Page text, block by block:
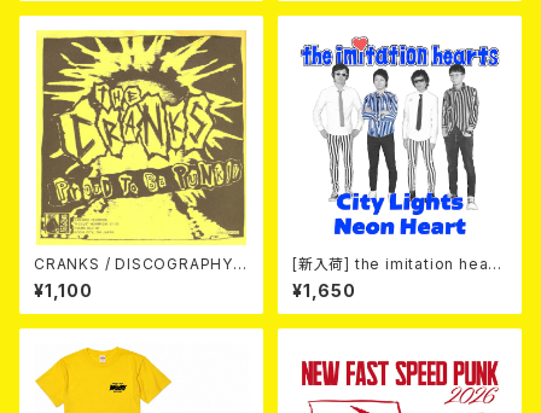
CRANKS / DISCOGRAPHY
CD+DVD
¥1,100
[新入荷] the imitation heart
s / City Lights Neon Heart
(7"EP)
¥1,650